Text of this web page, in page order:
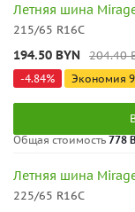
Летняя шина
215/65 R16C
194.50 BYN 204.40
-4.84% Экономия
Общая стоимость 778
Летняя шина
225/65 R16C